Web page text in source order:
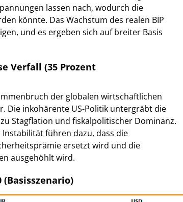
lassen nach, wodurch die
könnte. Das Wachstum des realen BIP
und es ergeben sich auf breiter Basis
Verfall (35 Prozent
der globalen wirtschaftlichen
Die inkohärente US-Politik untergräbt die
Stagflation und fiskalpolitischer Dominanz.
führen dazu, dass die
ersetzt wird und die
ausgehöhlt wird.
(Basisszenario)